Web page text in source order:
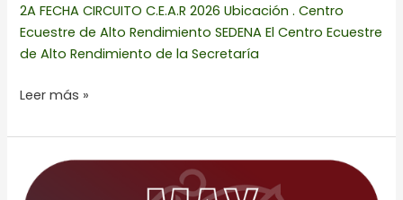
2A FECHA CIRCUITO C.E.A.R 2026 Ubicación . Centro
Ecuestre de Alto Rendimiento SEDENA El Centro Ecuestre
de Alto Rendimiento de la Secretaría
Leer más »
FECHA
CNS